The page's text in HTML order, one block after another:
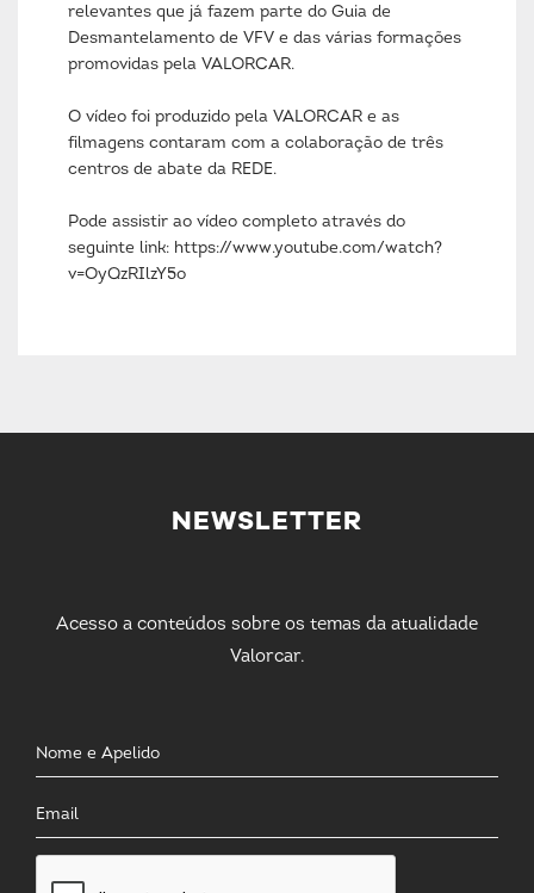
relevantes que já fazem parte do Guia de
Desmantelamento de VFV e das várias formações
promovidas pela VALORCAR.
O vídeo foi produzido pela VALORCAR e as
filmagens contaram com a colaboração de três
centros de abate da REDE.
Pode assistir ao vídeo completo através do
seguinte link: https://www.youtube.com/watch?
v=OyQzRIlzY5o
NEWSLETTER
Acesso a conteúdos sobre os temas da atualidade
Valorcar.